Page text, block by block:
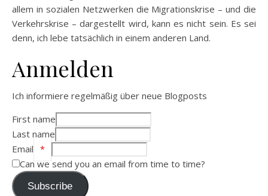
allem in sozialen Netzwerken die Migrationskrise – und die
Verkehrskrise – dargestellt wird, kann es nicht sein. Es sei
denn, ich lebe tatsächlich in einem anderen Land.
Anmelden
Ich informiere regelmäßig über neue Blogposts
First name
Last name
Email
*
Can we send you an email from time to time?
Subscribe